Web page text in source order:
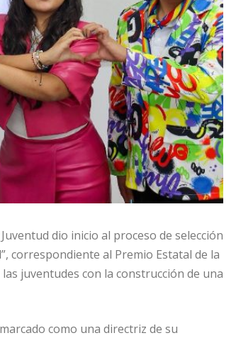
dio inicio al proceso de selección
correspondiente al Premio Estatal de la
juventudes con la construcción de una
como una directriz de su